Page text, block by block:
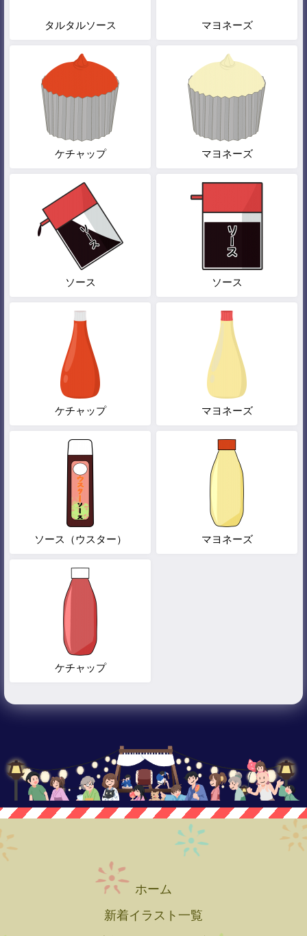
タルタルソース マヨネーズ
ケチャップ マヨネーズ
ソース ソース
ケチャップ マヨネーズ
ソース（ウスター） マヨネーズ
ケチャップ
ホーム
新着イラスト一覧